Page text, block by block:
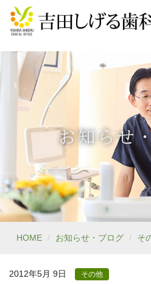
お知らせ
HOME お知らせ・ブログ そ
2012年5月 9日 その他